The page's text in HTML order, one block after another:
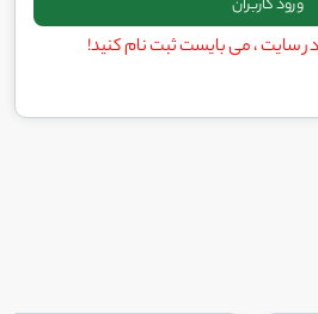
سایت ، می بایست ثبت نام کنید!